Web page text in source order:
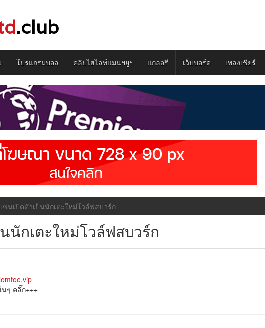
.club
โปรแกรมบอล คลิปไฮไลท์แมนฯยูฯ แกลอรี เว็บบอร์ด เพลงเชียร์
เซ่นเปิดตัวเป็นนักเตะใหม่โวล์ฟสบวร์ก
นักเตะใหม่โวล์ฟสบวร์ก
นๆ คลิ๊ก+++